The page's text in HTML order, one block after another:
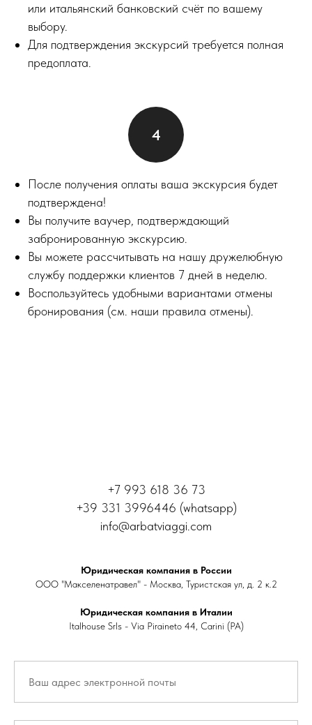
или итальянский банковский счёт по вашему
выбору.
Для подтверждения экскурсий требуется полная
предоплата.
После получения оплаты ваша экскурсия будет
подтверждена!
Вы получите ваучер, подтверждающий
забронированную экскурсию.
Вы можете рассчитывать на нашу дружелюбную
службу поддержки клиентов 7 дней в неделю.
Воспользуйтесь удобными вариантами отмены
бронирования (см. наши правила отмены).
+7 993 618 36 73
+39 331 3996446 (whatsapp)
info@arbatviaggi.com
Юридическая компания в России
ООО "Макселенатравел" - Москва, Туристская ул, д. 2 к.2
Юридическая компания в Италии
Italhouse Srls - Via Piraineto 44, Carini (PA)